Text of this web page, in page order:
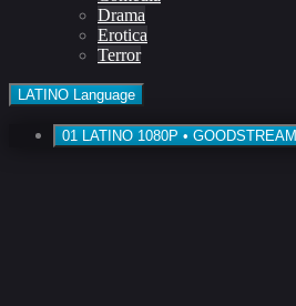
Drama
Erotica
Terror
LATINO Language
01 LATINO 1080P • GOODSTREAM